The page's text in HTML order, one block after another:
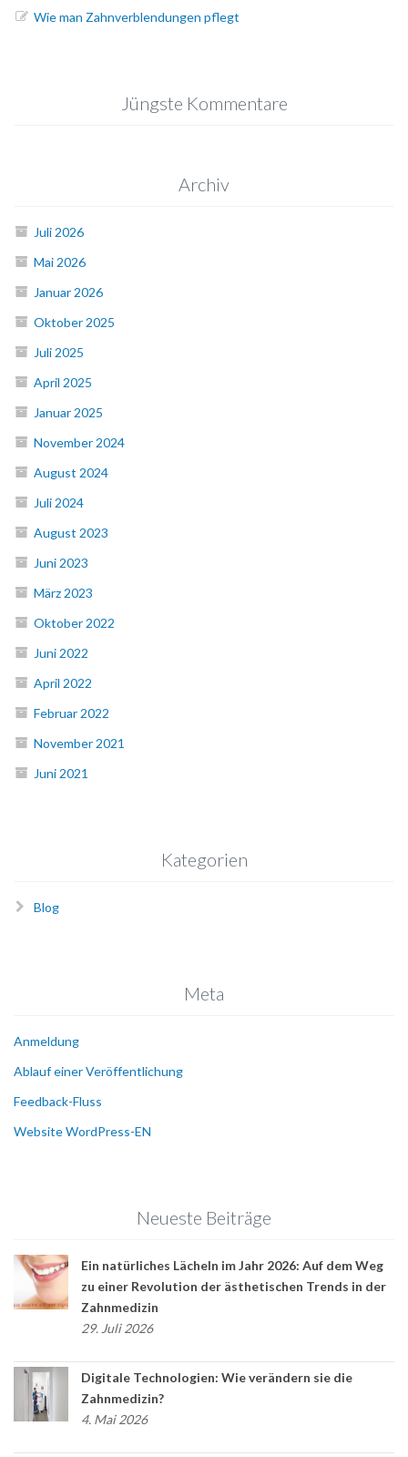
Wie man Zahnverblendungen pflegt
Jüngste Kommentare
Archiv
Juli 2026
Mai 2026
Januar 2026
Oktober 2025
Juli 2025
April 2025
Januar 2025
November 2024
August 2024
Juli 2024
August 2023
Juni 2023
März 2023
Oktober 2022
Juni 2022
April 2022
Februar 2022
November 2021
Juni 2021
Kategorien
Blog
Meta
Anmeldung
Ablauf einer Veröffentlichung
Feedback-Fluss
Website WordPress-EN
Neueste Beiträge
Ein natürliches Lächeln im Jahr 2026: Auf dem Weg
zu einer Revolution der ästhetischen Trends in der
Zahnmedizin
29. Juli 2026
Digitale Technologien: Wie verändern sie die
Zahnmedizin?
4. Mai 2026